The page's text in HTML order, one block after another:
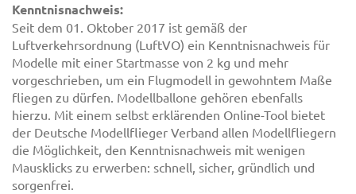
Kenntnisnachweis:
Seit dem 01. Oktober 2017 ist gemäß der
Luftverkehrsordnung (LuftVO) ein Kenntnisnachweis für
Modelle mit einer Startmasse von 2 kg und mehr
vorgeschrieben, um ein Flugmodell in gewohntem Maße
fliegen zu dürfen. Modellballone gehören ebenfalls
hierzu. Mit einem selbst erklärenden Online-Tool bietet
der Deutsche Modellflieger Verband allen Modellfliegern
die Möglichkeit, den Kenntnisnachweis mit wenigen
Mausklicks zu erwerben: schnell, sicher, gründlich und
sorgenfrei.